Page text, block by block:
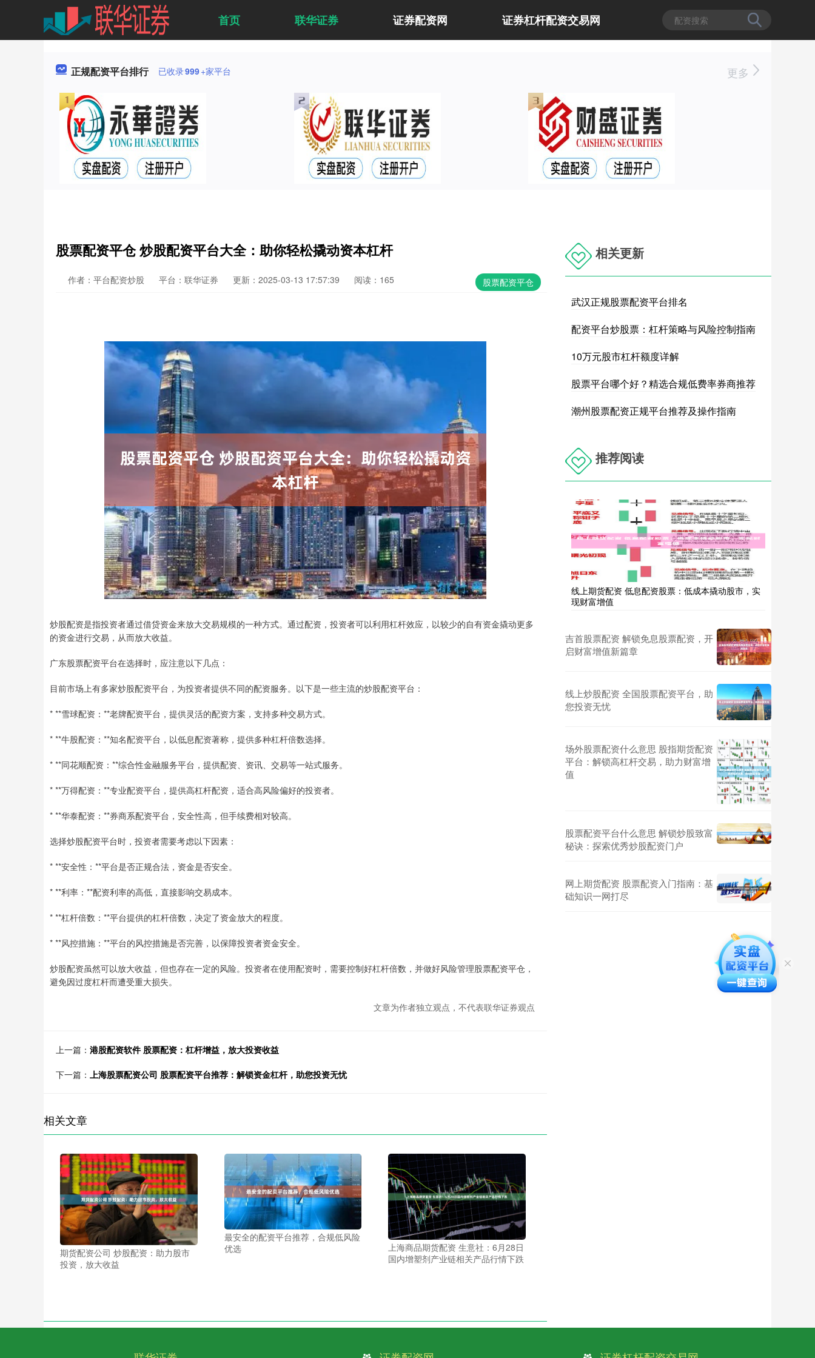
首页 联华证券 证券配资网 证券杠杆配资交易网
正规配资平台排行 已收录999+家平台 更多
股票配资平仓 炒股配资平台大全：助你轻松撬动资本杠杆
股票配资平仓
作者：平台配资炒股 平台：联华证券 更新：2025-03-13 17:57:39 阅读：165
炒股配资是指投资者通过借贷资金来放大交易规模的一种方式。通过配资，投资者可以利用杠杆效应，以较少的自有资金撬动更多
的资金进行交易，从而放大收益。
广东股票配资平台在选择时，应注意以下几点：
目前市场上有多家炒股配资平台，为投资者提供不同的配资服务。以下是一些主流的炒股配资平台：
* **雪球配资：**老牌配资平台，提供灵活的配资方案，支持多种交易方式。
* **牛股配资：**知名配资平台，以低息配资著称，提供多种杠杆倍数选择。
* **同花顺配资：**综合性金融服务平台，提供配资、资讯、交易等一站式服务。
* **万得配资：**专业配资平台，提供高杠杆配资，适合高风险偏好的投资者。
* **华泰配资：**券商系配资平台，安全性高，但手续费相对较高。
选择炒股配资平台时，投资者需要考虑以下因素：
* **安全性：**平台是否正规合法，资金是否安全。
* **利率：**配资利率的高低，直接影响交易成本。
* **杠杆倍数：**平台提供的杠杆倍数，决定了资金放大的程度。
* **风控措施：**平台的风控措施是否完善，以保障投资者资金安全。
炒股配资虽然可以放大收益，但也存在一定的风险。投资者在使用配资时，需要控制好杠杆倍数，并做好风险管理股票配资平仓，
避免因过度杠杆而遭受重大损失。
文章为作者独立观点，不代表联华证券观点
上一篇： 港股配资软件 股票配资：杠杆增益，放大投资收益
下一篇： 上海股票配资公司 股票配资平台推荐：解锁资金杠杆，助您投资无忧
相关文章
期货配资公司 炒股配资：助力股市
投资，放大收益
最安全的配资平台推荐，合规低风险
优选
上海商品期货配资 生意社：6月28日
国内增塑剂产业链相关产品行情下跌
相关更新
武汉正规股票配资平台排名
配资平台炒股票：杠杆策略与风险控制指南
10万元股市杠杆额度详解
股票平台哪个好？精选合规低费率券商推荐
潮州股票配资正规平台推荐及操作指南
推荐阅读
线上期货配资 低息配资股票：低成本撬动股市，实
现财富增值
吉首股票配资 解锁免息股票配资，开
启财富增值新篇章
线上炒股配资 全国股票配资平台，助
您投资无忧
场外股票配资什么意思 股指期货配资
平台：解锁高杠杆交易，助力财富增
值
股票配资平台什么意思 解锁炒股致富
秘诀：探索优秀炒股配资门户
网上期货配资 股票配资入门指南：基
础知识一网打尽